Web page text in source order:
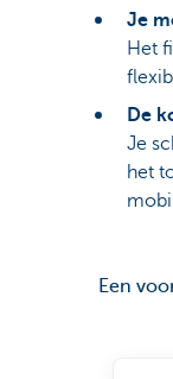
Je
Het
De
Je
het
Een